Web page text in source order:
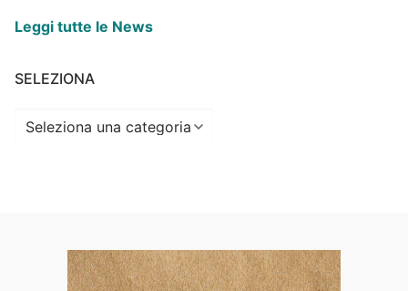
Leggi tutte le News
SELEZIONA
Seleziona